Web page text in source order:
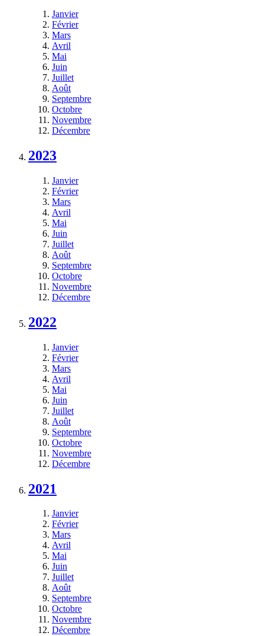
Janvier
Février
Mars
Avril
Mai
Juin
Juillet
Août
Septembre
Octobre
Novembre
Décembre
2023
Janvier
Février
Mars
Avril
Mai
Juin
Juillet
Août
Septembre
Octobre
Novembre
Décembre
2022
Janvier
Février
Mars
Avril
Mai
Juin
Juillet
Août
Septembre
Octobre
Novembre
Décembre
2021
Janvier
Février
Mars
Avril
Mai
Juin
Juillet
Août
Septembre
Octobre
Novembre
Décembre